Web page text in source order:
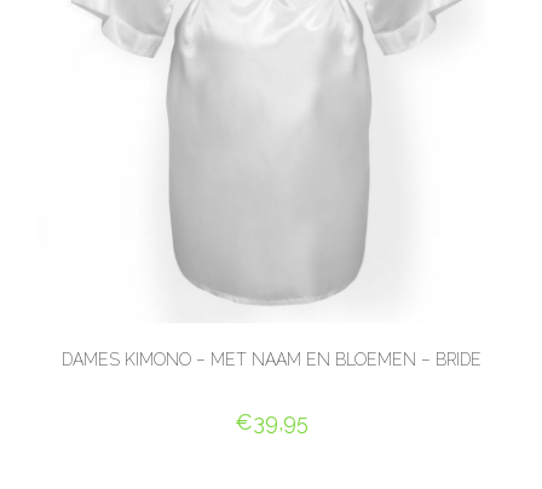
DAMES KIMONO – MET NAAM EN BLOEMEN – BRIDE
€39,95